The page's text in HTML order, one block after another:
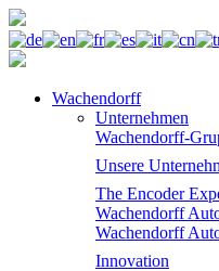
Wachendorff
Unternehmen
Wachendorff-
Unsere
The Encoder
Wachendorff
Wachendorff
Innovation